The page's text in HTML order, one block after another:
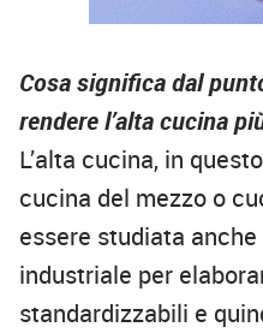
Cosa significa dal
rendere l’alta cucina
L’alta cucina, in
cucina del mezzo o
essere studiata
industriale per
standardizzabili e